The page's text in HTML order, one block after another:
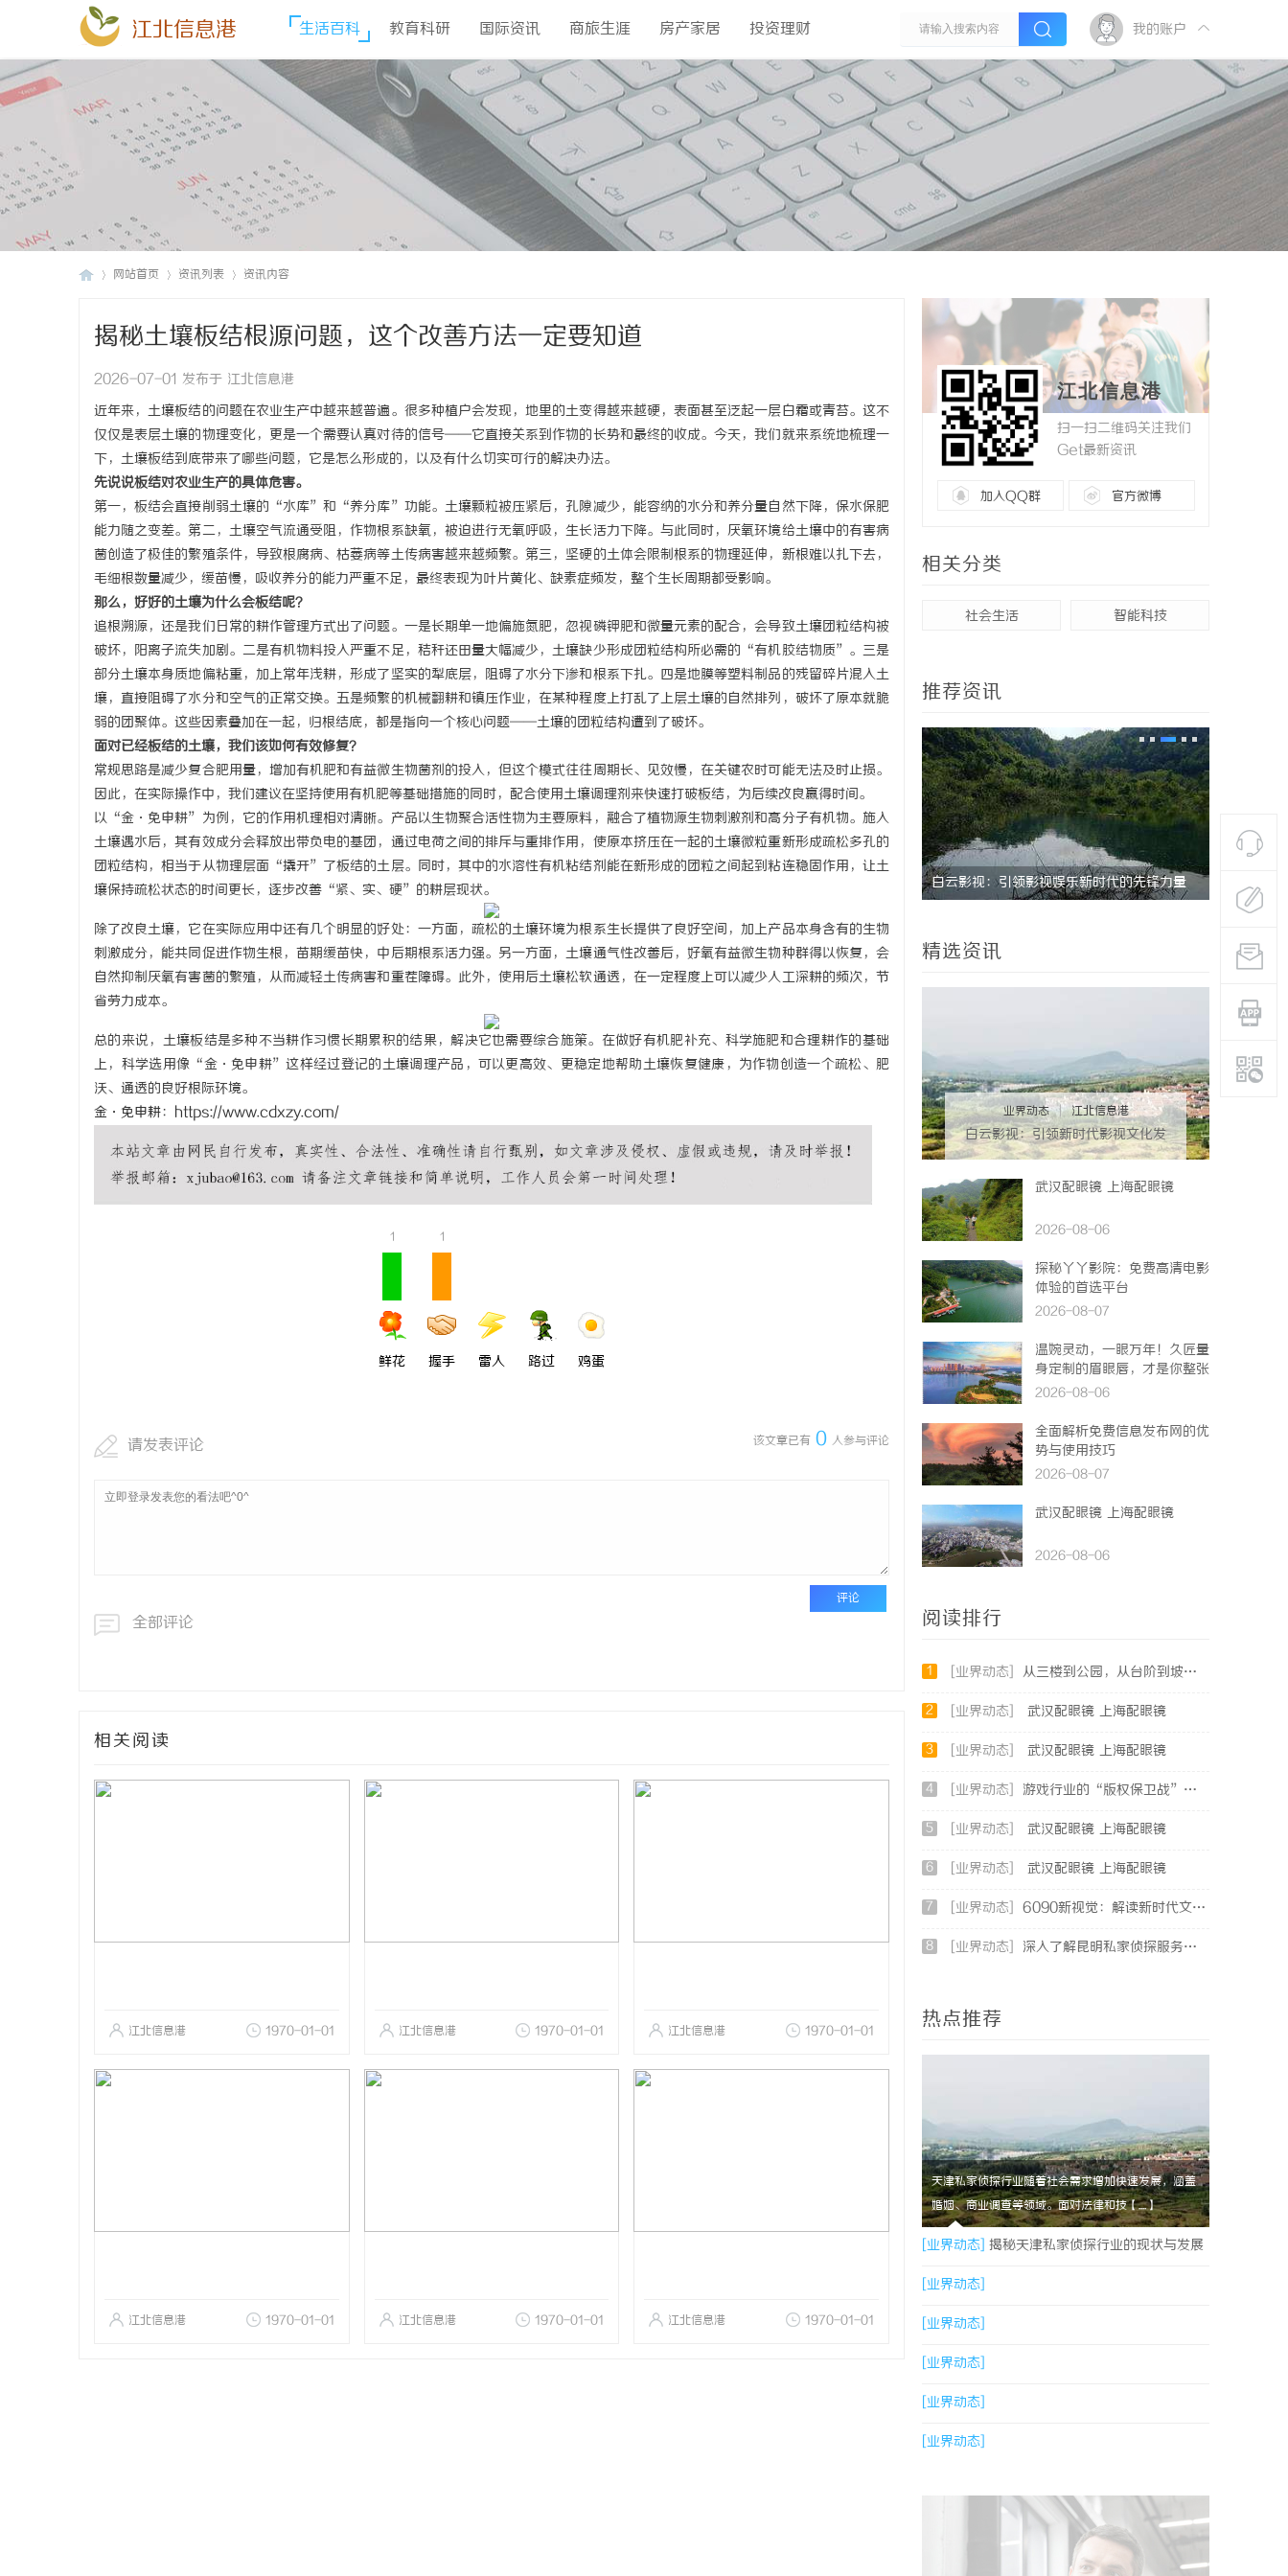
江北信息港 生活百科 教育科研 国际资讯 商旅生涯 房产家居 投资理财 我的账户
网站首页 资讯列表 资讯内容
揭秘土壤板结根源问题，这个改善方法一定要知道
2026-07-01 发布于 江北信息港
近年来，土壤板结的问题在农业生产中越来越普遍。很多种植户会发现，地里的土变得越来越硬，表面甚至泛起一层白霜或青苔。这不
仅仅是表层土壤的物理变化，更是一个需要认真对待的信号——它直接关系到作物的长势和最终的收成。今天，我们就来系统地梳理一
下，土壤板结到底带来了哪些问题，它是怎么形成的，以及有什么切实可行的解决办法。
先说说板结对农业生产的具体危害。
第一，板结会直接削弱土壤的“水库”和“养分库”功能。土壤颗粒被压紧后，孔隙减少，能容纳的水分和养分量自然下降，保水保肥
能力随之变差。第二，土壤空气流通受阻，作物根系缺氧，被迫进行无氧呼吸，生长活力下降。与此同时，厌氧环境给土壤中的有害病
菌创造了极佳的繁殖条件，导致根腐病、枯萎病等土传病害越来越频繁。第三，坚硬的土体会限制根系的物理延伸，新根难以扎下去，
毛细根数量减少，缓苗慢，吸收养分的能力严重不足，最终表现为叶片黄化、缺素症频发，整个生长周期都受影响。
那么，好好的土壤为什么会板结呢？
追根溯源，还是我们日常的耕作管理方式出了问题。一是长期单一地偏施氮肥，忽视磷钾肥和微量元素的配合，会导致土壤团粒结构被
破坏，阳离子流失加剧。二是有机物料投入严重不足，秸秆还田量大幅减少，土壤缺少形成团粒结构所必需的“有机胶结物质”。三是
部分土壤本身质地偏粘重，加上常年浅耕，形成了坚实的犁底层，阻碍了水分下渗和根系下扎。四是地膜等塑料制品的残留碎片混入土
壤，直接阻碍了水分和空气的正常交换。五是频繁的机械翻耕和镇压作业，在某种程度上打乱了上层土壤的自然排列，破坏了原本就脆
弱的团聚体。这些因素叠加在一起，归根结底，都是指向一个核心问题——土壤的团粒结构遭到了破坏。
面对已经板结的土壤，我们该如何有效修复？
常规思路是减少复合肥用量，增加有机肥和有益微生物菌剂的投入，但这个模式往往周期长、见效慢，在关键农时可能无法及时止损。
因此，在实际操作中，我们建议在坚持使用有机肥等基础措施的同时，配合使用土壤调理剂来快速打破板结，为后续改良赢得时间。
以“金·免申耕”为例，它的作用机理相对清晰。产品以生物聚合活性物为主要原料，融合了植物源生物刺激剂和高分子有机物。施入
土壤遇水后，其有效成分会释放出带负电的基团，通过电荷之间的排斥与重排作用，使原本挤压在一起的土壤微粒重新形成疏松多孔的
团粒结构，相当于从物理层面“撬开”了板结的土层。同时，其中的水溶性有机粘结剂能在新形成的团粒之间起到粘连稳固作用，让土
壤保持疏松状态的时间更长，逐步改善“紧、实、硬”的耕层现状。
除了改良土壤，它在实际应用中还有几个明显的好处：一方面，疏松的土壤环境为根系生长提供了良好空间，加上产品本身含有的生物
刺激成分，能共同促进作物生根，苗期缓苗快，中后期根系活力强。另一方面，土壤通气性改善后，好氧有益微生物种群得以恢复，会
自然抑制厌氧有害菌的繁殖，从而减轻土传病害和重茬障碍。此外，使用后土壤松软通透，在一定程度上可以减少人工深耕的频次，节
省劳力成本。
总的来说，土壤板结是多种不当耕作习惯长期累积的结果，解决它也需要综合施策。在做好有机肥补充、科学施肥和合理耕作的基础
上，科学选用像“金·免申耕”这样经过登记的土壤调理产品，可以更高效、更稳定地帮助土壤恢复健康，为作物创造一个疏松、肥
沃、通透的良好根际环境。
金·免申耕： https://www.cdxzy.com/
1
鲜花
1
握手 雷人 路过 鸡蛋
该文章已有 0 人参与评论
请发表评论
评论
全部评论
相关阅读
江北信息港 1970-01-01 江北信息港 1970-01-01 江北信息港 1970-01-01
江北信息港 1970-01-01 江北信息港 1970-01-01 江北信息港 1970-01-01
江北信息港
扫一扫二维码关注我们
Get最新资讯
加入QQ群 官方微博
相关分类
社会生活 智能科技
推荐资讯
星星影院：点亮你心中的光影世界，畅享极致 多方共探金融AI落地路径，天创信用星图AI
助力产业金融智能升级
蓝狐影视：引领数字影视新时代的创新力量 武汉配眼
精选资讯
业界动态 | 江北信息港
白云影视：引领新时代影视文化发
展的新力量
武汉配眼镜 上海配眼镜
2026-08-06
探秘丫丫影院：免费高清电影
体验的首选平台
2026-08-07
温婉灵动，一眼万年！久匠量
身定制的眉眼唇，才是你整张
脸的点睛之笔！淡颜系女生的
2026-08-06
全面解析免费信息发布网的优
势与使用技巧
2026-08-07
武汉配眼镜 上海配眼镜
2026-08-06
阅读排行
1 [业界动态] 从三楼到公园，从台阶到坡道，一部高续航电动轮椅如何改变生活
2 [业界动态] 武汉配眼镜 上海配眼镜
3 [业界动态] 武汉配眼镜 上海配眼镜
4 [业界动态] 游戏行业的“版权保卫战”：为何游戏公司离不开版权律师
5 [业界动态] 武汉配眼镜 上海配眼镜
6 [业界动态] 武汉配眼镜 上海配眼镜
7 [业界动态] 6090新视觉：解读新时代文化潮流与审美变迁
8 [业界动态] 深入了解昆明私家侦探服务的重要性与选择指南
热点推荐
天津私家侦探行业随着社会需求增加快速发展，涵盖
婚姻、商业调查等领域。面对法律和技【....】
[业界动态] 揭秘天津私家侦探行业的现状与发展
趋势
[业界动态]
[业界动态]
[业界动态]
[业界动态]
[业界动态]